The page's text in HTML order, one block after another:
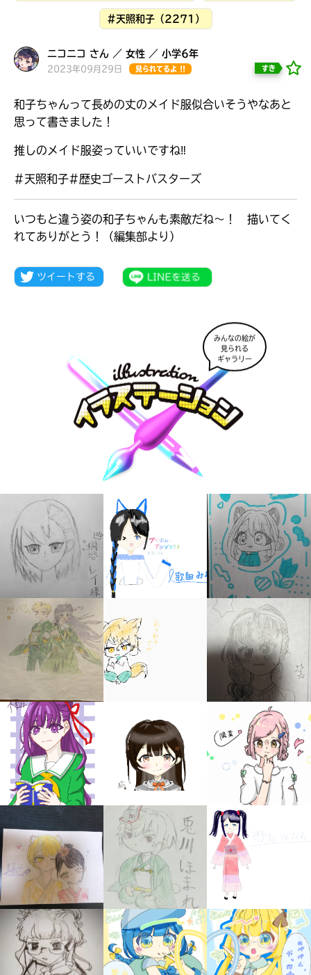
キミノラジオ配信中！
いろんな動画が
見られる
みんなの絵が
見られる
ギャラリー
#天照和子（2271）
ニコニコ さん ／ 女性 ／ 小学6年
2023年09月29日 見られてるよ !! すき
和子ちゃんって長めの丈のメイド服似合いそうやなあと
思って書きました！
推しのメイド服姿っていいですね‼︎
#天照和子#歴史ゴーストバスターズ
いつもと違う姿の和子ちゃんも素敵だね～！ 描いてく
れてありがとう！（編集部より）
みんなの絵が
見られる
ギャラリー